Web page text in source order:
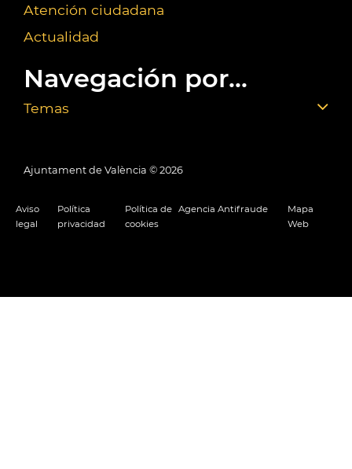
Atención ciudadana
Actualidad
Navegación por...
Temas
Ajuntament de València © 2026
Aviso
legal
Política
privacidad
Política de
cookies
Agencia Antifraude
Mapa
Web